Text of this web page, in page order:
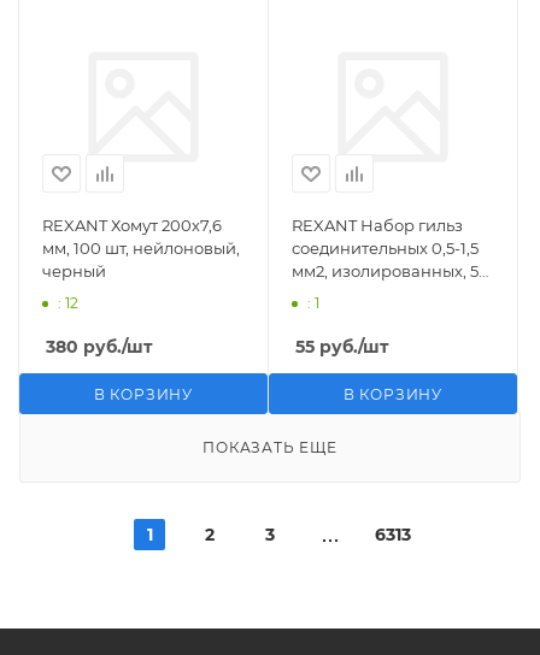
REXANT Хомут 200х7,6
мм, 100 шт, нейлоновый,
черный
: 12
380 руб./шт
В КОРЗИНУ
REXANT Набор гильз
соединительных 0,5-1,5
мм2, изолированных, 5
: 1
55 руб./шт
В КОРЗИНУ
ПОКАЗАТЬ ЕЩЕ
1 2 3 6313